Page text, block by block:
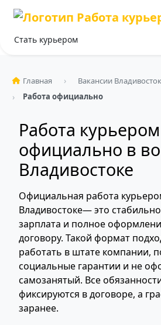
Стать курьером
Главная
Вакансии Владивосток
Работа официально
Работа курьером
официально в во
Владивостоке
Официальная работа
Владивостоке— это
зарплата и полное
договору. Такой формат
работать в штате компании,
социальные гарантии и не
самозанятый. Все
фиксируются в договоре, а
заранее.